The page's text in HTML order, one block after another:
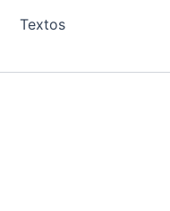
Textos